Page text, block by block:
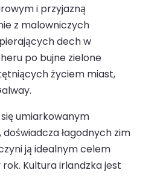
i przyjazną
z malowniczych
dech w
po bujne zielone
życiem miast,
umiarkowanym
łagodnych zim
ją idealnym celem
Kultura irlandzka jest